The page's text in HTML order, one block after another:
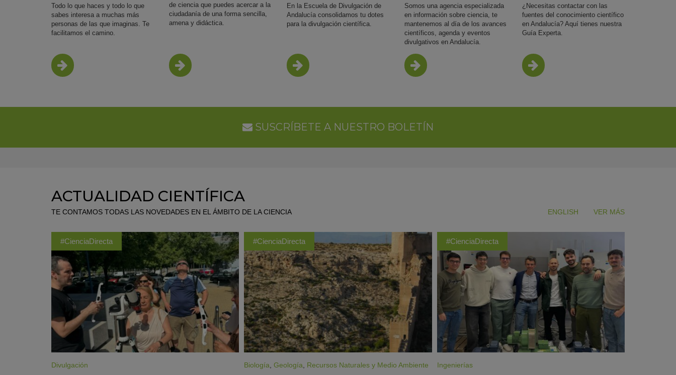
Todo lo que haces y todo lo que
sabes interesa a muchas más
personas de las que imaginas. Te
facilitamos el camino.
MÁS INFO
de ciencia que puedes acercar a la
ciudadanía de una forma sencilla,
amena y didáctica.
MÁS INFO
En la Escuela de Divulgación de
Andalucía consolidamos tu dotes
para la divulgación científica.
MÁS INFO
Somos una agencia especializada
en información sobre ciencia, te
mantenemos al día de los avances
científicos, agenda y eventos
divulgativos en Andalucía.
MÁS INFO
¿Necesitas contactar con las
fuentes del conocimiento científico
en Andalucía? Aquí tienes nuestra
Guía Experta.
MÁS INFO
SUSCRÍBETE A NUESTRO BOLETÍN
ACTUALIDAD CIENTÍFICA
TE CONTAMOS TODAS LAS NOVEDADES EN EL ÁMBITO DE LA CIENCIA VER MÁS
ENGLISH
#CienciaDirecta
Divulgación
#CienciaDirecta
Biología ,Geología Recursos Naturales y Medio Ambiente
#CienciaDirecta
Ingenierías